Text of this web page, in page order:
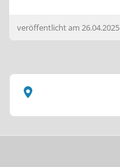
veröffentlicht am 26.04.2025